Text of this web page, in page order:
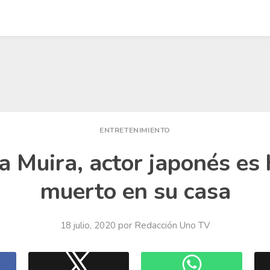
ENTRETENIMIENTO
Muira, actor japonés es
muerto en su casa
18 julio, 2020 por Redacción Uno TV